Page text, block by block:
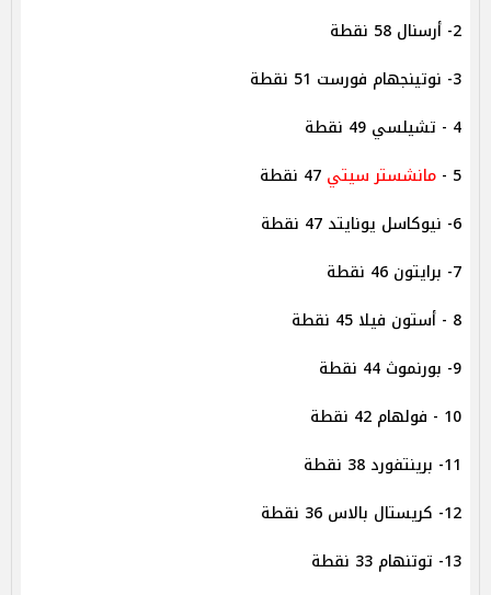
2- أرسنال 58 نقطة
3- نوتينجهام فورست 51 نقطة
4 - تشيلسي 49 نقطة
5 - مانشستر سيتي
6- نيوكاسل يونايتد 47 نقطة
7- برايتون 46 نقطة
8 - أستون فيلا 45 نقطة
9- بورنموث 44 نقطة
10 - فولهام 42 نقطة
11- برينتفورد 38 نقطة
12- كريستال بالاس 36 نقطة
13- توتنهام 33 نقطة